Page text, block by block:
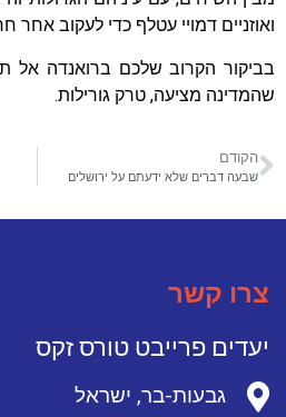
ואוזניים דמויי עטלף כדי לעקוב אחר
בביקור הקרוב שלכם ברואנדה אל
שהמדינה מציעה, טרק גורילות.
הקודם
שבעה דברים שלא ידעתם על ירושלים
צרו קשר
יעדים פרייבט טורס זקס
גבעות-בר, ישראל